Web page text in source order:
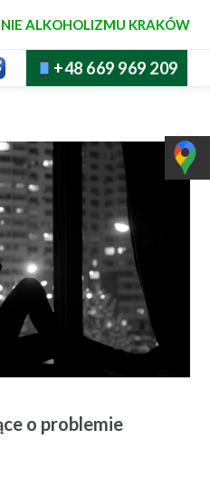
ALKOHOLIZMU KRAKÓW
+48 669 969 209
o problemie